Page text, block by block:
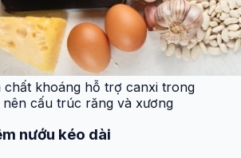
chất khoáng hỗ trợ canxi trong
nên cấu trúc răng và xương
nướu kéo dài